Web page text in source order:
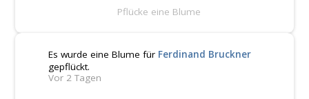
Pflücke eine Blume
Es wurde eine Blume für Ferdinand Bruckner
gepflückt.
Vor 2 Tagen